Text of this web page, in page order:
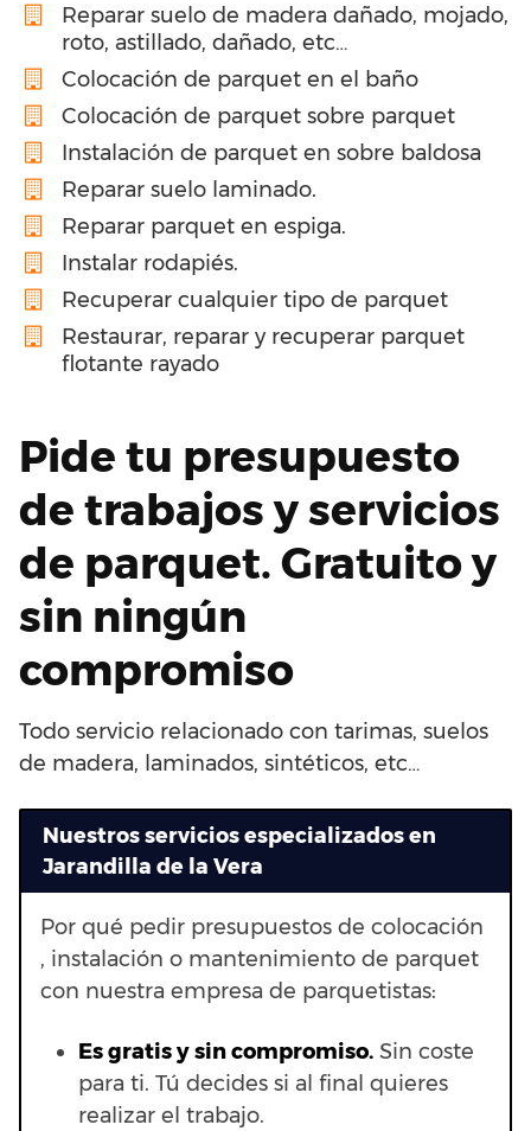
Reparar suelo de madera dañado, mojado,
roto, astillado, dañado, etc…
Colocación de parquet en el baño
Colocación de parquet sobre parquet
Instalación de parquet en sobre baldosa
Reparar suelo laminado.
Reparar parquet en espiga.
Instalar rodapiés.
Recuperar cualquier tipo de parquet
Restaurar, reparar y recuperar parquet
flotante rayado
Pide tu presupuesto
de trabajos y servicios
de parquet. Gratuito y
sin ningún
compromiso
Todo servicio relacionado con tarimas, suelos
de madera, laminados, sintéticos, etc…
Nuestros servicios especializados en
Jarandilla de la Vera
Por qué pedir presupuestos de colocación
, instalación o mantenimiento de parquet
con nuestra empresa de parquetistas:
Es gratis y sin compromiso. Sin coste
para ti. Tú decides si al final quieres
realizar el trabajo.